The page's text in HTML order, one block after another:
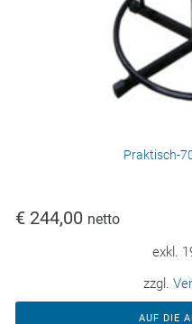
Praktisch-
€ 244,00 netto
exkl.
zzgl.
AUF DIE